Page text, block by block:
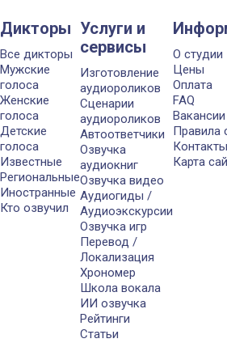
Дикторы
Все дикторы
Мужские
голоса
Женские
голоса
Детские
голоса
Известные
Региональные
Иностранные
Кто озвучил
Услуги и
сервисы
Изготовление
аудиороликов
Сценарии
аудиороликов
Автоответчики
Озвучка
аудиокниг
Озвучка видео
Аудиогиды /
Аудиоэкскурсии
Озвучка игр
Перевод /
Локализация
Хрономер
Школа вокала
ИИ озвучка
Рейтинги
Статьи
О студии
Цены
Оплата
FAQ
Вакансии
Правила
Контакты
Карта